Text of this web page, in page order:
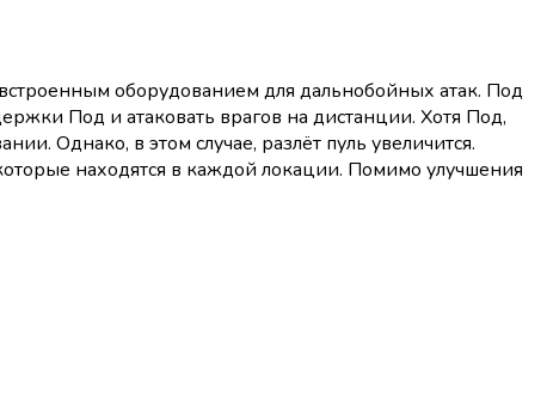
оборудованием для дальнобойных атак. Под
Под и атаковать врагов на дистанции. Хотя Под,
Однако, в этом случае, разлёт пуль увеличится.
находятся в каждой локации. Помимо улучшения